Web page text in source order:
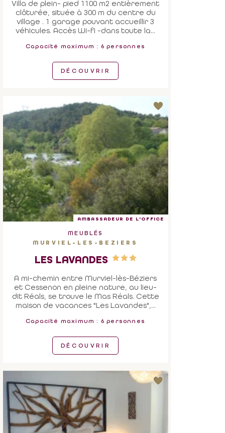
Villa de plein- pied 1100 m2 entièrement
clôturée, située à 300 m du centre du
village . 1 garage pouvant accueillir 3
véhicules. Accès Wi-fi -dans toute la...
Capacité maximum : 6 personnes
DÉCOUVRIR
AMBASSADEUR DE L'OFFICE
MEUBLÉS
MURVIEL-LES-BEZIERS
LES LAVANDES
A mi-chemin entre Murviel-lès-Béziers
et Cessenon en pleine nature, au lieu-
dit Réals, se trouve le Mas Réals. Cette
maison de vacances "Les Lavandes",...
Capacité maximum : 6 personnes
DÉCOUVRIR